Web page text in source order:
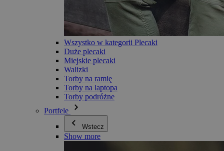
Wszystko w kategorii Plecaki
Duże plecaki
Miejskie plecaki
Walizki
Torby na ramię
Torby na laptopa
Torby podróżne
Portfele
Wstecz
Show more